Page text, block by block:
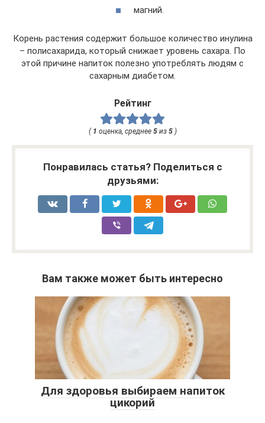
магний.
Корень растения содержит большое количество инулина
– полисахарида, который снижает уровень сахара. По
этой причине напиток полезно употреблять людям с
сахарным диабетом.
Рейтинг
( 1 оценка, среднее 5из 5)
Понравилась статья? Поделиться с
друзьями:
Вам также может быть интересно
Для здоровья выбираем напиток
цикорий